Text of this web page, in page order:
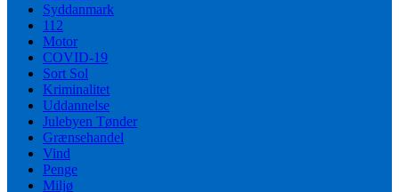
Syddanmark
112
Motor
COVID-19
Sort Sol
Kriminalitet
Uddannelse
Julebyen Tønder
Grænsehandel
Vind
Penge
Miljø